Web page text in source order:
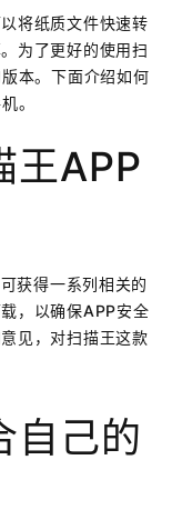
将纸质文件快速转
为了更好的使用扫
本。下面介绍如何
。
王APP
获得一系列相关的
，以确保APP安全
见，对扫描王这款
自己的